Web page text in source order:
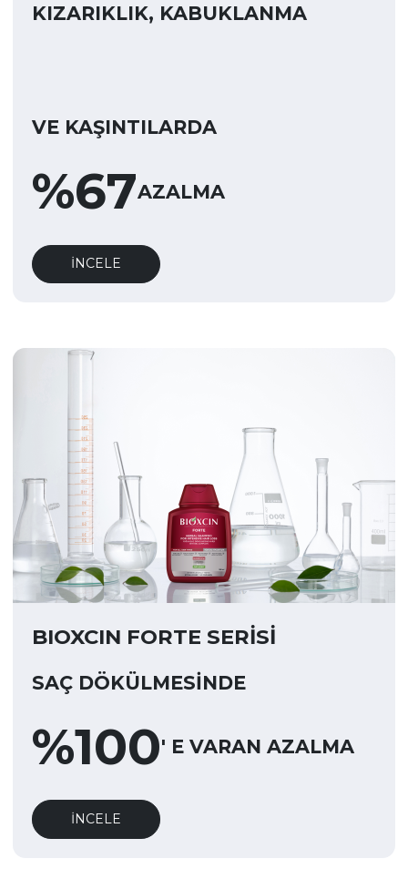
KIZARIKLIK, KABUKLANMA
VE KAŞINTILARDA
%67AZALMA
İNCELE
BIOXCIN FORTE SERİSİ
SAÇ DÖKÜLMESİNDE
%100' E VARAN AZALMA
İNCELE